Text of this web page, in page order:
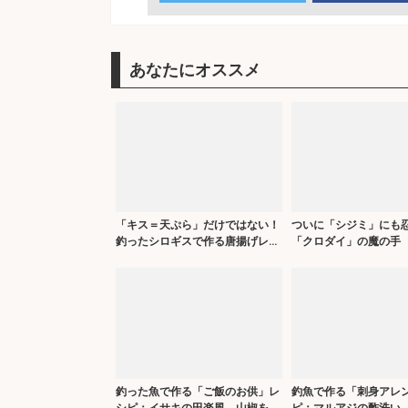
あなたにオススメ
「キス＝天ぷら」だけではない！
釣ったシロギスで作る唐揚げレシ
ついに「シジミ」にも
「クロダイ」の魔の
釣った魚で作る「ご飯のお供」レ
釣魚で作る「刺身アレ